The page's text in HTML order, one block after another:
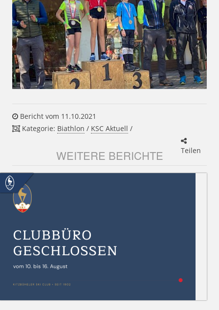
Bericht vom 11.10.2021
Kategorie: Biathlon / KSC Aktuell /
Teilen
WEITERE BERICHTE